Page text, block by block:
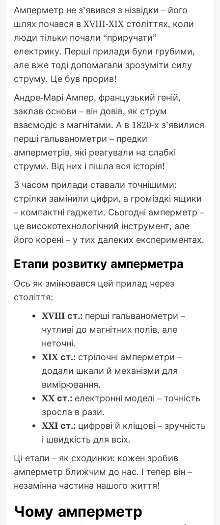
Амперметр не з’явився з нізвідки – його
шлях почався в XVIII-XIX століттях, коли
люди тільки почали “приручати”
електрику. Перші прилади були грубими,
але вже тоді допомагали зрозуміти силу
струму. Це був прорив!
Андре-Марі Ампер, французький геній,
заклав основи – він довів, як струм
взаємодіє з магнітами. А в 1820-х з’явилися
перші гальванометри – предки
амперметрів, які реагували на слабкі
струми. Від них і пішла вся історія!
З часом прилади ставали точнішими:
стрілки замінили цифри, а громіздкі ящики
– компактні гаджети. Сьогодні амперметр –
це високотехнологічний інструмент, але
його корені – у тих далеких експериментах.
Етапи розвитку амперметра
Ось як змінювався цей прилад через
століття:
XVIII ст.:перші гальванометри –
чутливі до магнітних полів, але
неточні.
XIX ст.:стрілочні амперметри –
додали шкали й механізми для
вимірювання.
XX ст.:електронні моделі – точність
зросла в рази.
XXI ст.:цифрові й кліщові – зручність
і швидкість для всіх.
Ці етапи – як сходинки: кожен зробив
амперметр ближчим до нас. І тепер він –
незамінна частина нашого життя!
Чому амперметр